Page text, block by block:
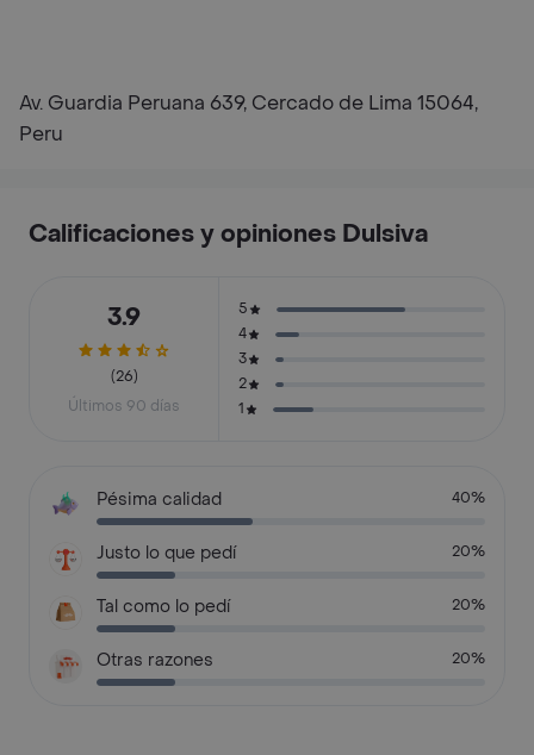
Av. Guardia Peruana 639, Cercado de Lima 15064,
Peru
Calificaciones y opiniones Dulsiva
3.9
(26)
Últimos 90 días
5
4
3
2
1
Pésima calidad 40%
Justo lo que pedí 20%
Tal como lo pedí 20%
Otras razones 20%